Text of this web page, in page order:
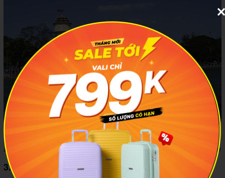
Tham gia các hoạt động thú vị trên sông Cà Ty đem tới cho
bạn vô vàn trải nghiệm đáng nhớ. Ảnh: UBND tỉnh Bình Thuận
3.4 Trải nghiệm văn hóa địa phương đặc sắc